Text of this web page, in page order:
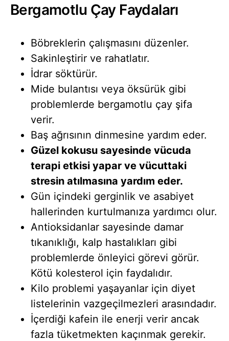
Bergamotlu Çay Faydaları
Böbreklerin çalışmasını düzenler.
Sakinleştirir ve rahatlatır.
İdrar söktürür.
Mide bulantısı veya öksürük gibi
problemlerde bergamotlu çay şifa
verir.
Baş ağrısının dinmesine yardım eder.
Güzel kokusu sayesinde vücuda
terapi etkisi yapar ve vücuttaki
stresin atılmasına yardım eder.
Gün içindeki gerginlik ve asabiyet
hallerinden kurtulmanıza yardımcı olur.
Antioksidanlar sayesinde damar
tıkanıklığı, kalp hastalıkları gibi
problemlerde önleyici görevi görür.
Kötü kolesterol için faydalıdır.
Kilo problemi yaşayanlar için diyet
listelerinin vazgeçilmezleri arasındadır.
İçerdiği kafein ile enerji verir ancak
fazla tüketmekten kaçınmak gerekir.